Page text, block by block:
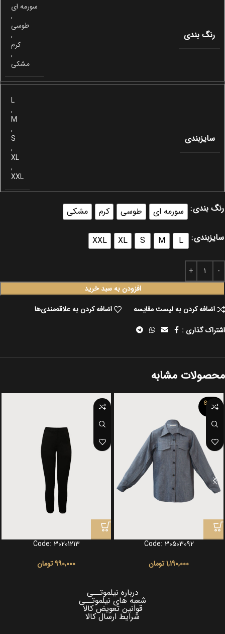
رنگ بندی
سورمه ای
,
طوسی
,
کرم
,
مشکی
سایزبندی
L
,
M
,
S
,
XL
,
XXL
رنگ بندی سورمه ای طوسی کرم مشکی
سایزبندی L
M
S
XL
XXL
افزودن به سبد خرید
اضافه کردن به لیست مقایسه
اضافه کردن به علاقه‌مندی‌ها
اشتراک گذاری :
محصولات مشابه
SOLD
OUT
Code: 30503092
1,190,000تومان
Code: 30201213
990,000تومان
درباره نیلموتــی
شعبه های نیلموتــی
قوانین تعویض کالا
شرایط ارسال کالا